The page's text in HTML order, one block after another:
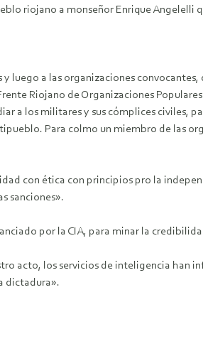
riojano a monseñor Enrique Angelelli
luego a las organizaciones
Riojano de Organizaciones
a los militares y sus cómplices civiles,
Para colmo un miembro de las
con ética con principios pro la
sanciones».
por la CIA, para minar la
acto, los servicios de inteligencia han
dictadura».